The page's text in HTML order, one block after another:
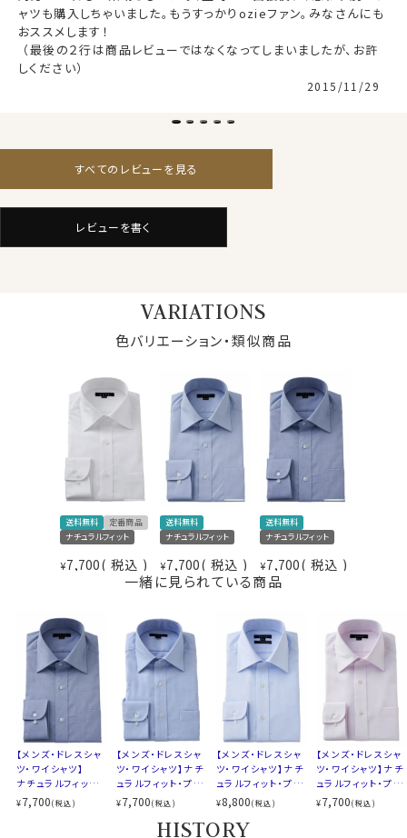
しわ性があります。
ルシーンにも。
ニットと合わせて上品カジュアルシャツとして、そして洗
いざらしでデニムと合わせてフレッピー風にと、これ一枚
カフス部分はコンバーチブルカフスになっておりますの
S-37～LL-43・3L-45・4L-47cm / トールM-88・L-90・
LL-90cm・全１２サイズにてご用意。(サイズ表C)
▼スポット商品につき再入荷はございませんのでご了承
ください。
素材
綿100％
（80番手双糸・形態安定・スーピマ綿使用）
素材名
ピンポイントオックスフォード
衿型
ワイドカラー
ポケット ポケットあり
織柄無地
カフス
ラウンドカット
アジャストボタン
コンバーチブルカフス
全１２サイズ
ナチュラルフィット
▼スポット商品につき再入荷はございませんのでご了承
▼ナチュラルフィットとは？
後ろ身頃にダーツを入れて、ウエスト部分をやや絞ったス
タイルです。
適度に絞ったウエストラインは細すぎず、それでいてダボ
つきのないシルエット。
着心地を考え、細いだけのシャツとは一線を画したつくり
になっています。
※43cm（LL）・45cm（3L）・47cm(4L)サイズにおいて
なサイズと同じ感覚でお選びください。
2015/11/29
ャツも購入しちゃいました。もうすっかりozieファン。みなさんにも
おススメします！
しください）
すべてのレビューを見る
レビューを書く
VARIATIONS
色バリエーション・類似商品
送料無料
定番商品
ナチュラルフィット
¥7,700 税込
送料無料
ナチュラルフィット
¥7,700 税込
送料無料
ナチュラルフィット
¥7,700 税込
一緒に見られている商品
【メンズ・ドレスシャ
ツ・ワイシャツ】
ナチュラルフィット・
プレミアムコットン・
オックスフォード・形
¥7,700(税込)
【メンズ・ドレスシャ
ツ・ワイシャツ】ナチ
ュラルフィット・プレ
ミアムコットン・形態
安定・ワイドカラー
¥7,700(税込)
【メンズ・ドレスシャ
ツ・ワイシャツ】ナチ
ュラルフィット・プレ
ミアムコットン120
番手双糸・オックス
フォード・イージー
¥8,800(税込)
【メンズ・ドレスシャ
ツ・ワイシャツ】ナチ
ュラルフィット・プレ
ミアムコットン・形態
安定・ワイドカラー
¥7,700(税込)
HISTORY